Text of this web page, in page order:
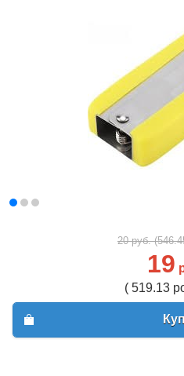
20 руб.
19
( 519.13